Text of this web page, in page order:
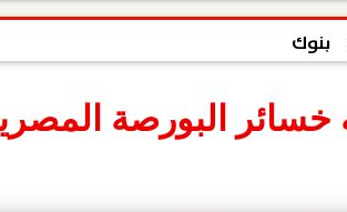
بنوك
بنوك